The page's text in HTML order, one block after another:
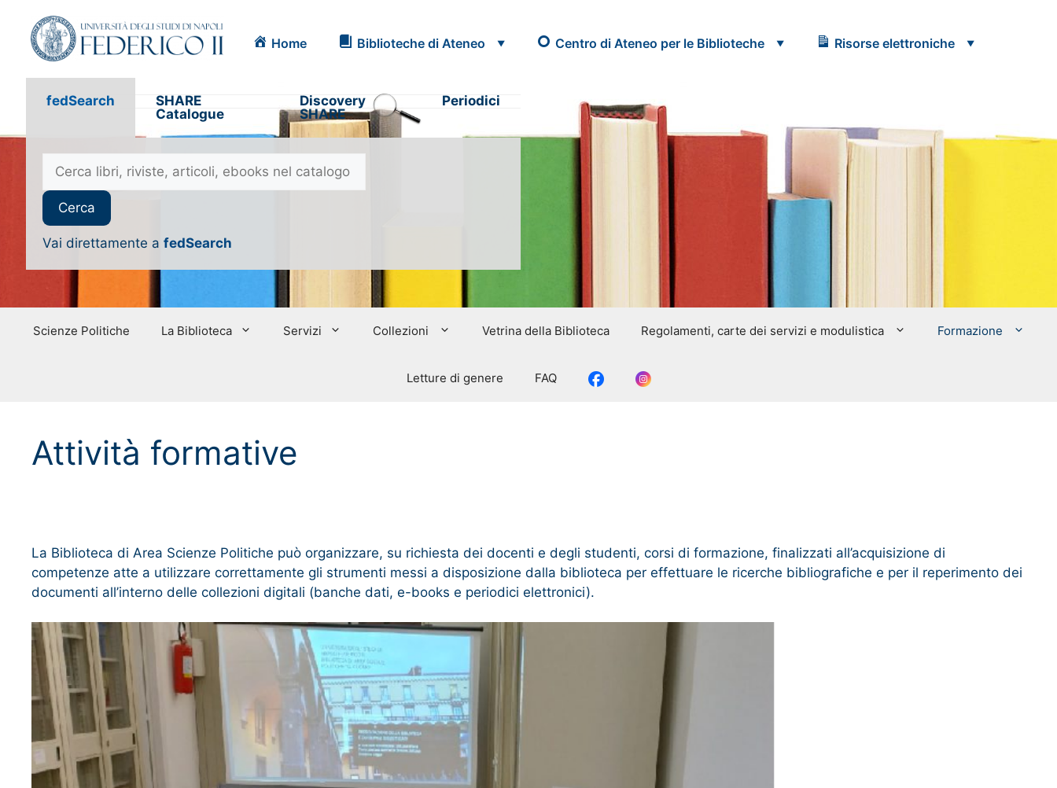
Home Biblioteche di Ateneo Centro di Ateneo per le Biblioteche Risorse elettroniche
fedSearch
SHARE
Catalogue
Discovery
SHARE
Periodici
Vai direttamente a fedSearch
Scienze Politiche La Biblioteca Servizi Collezioni Vetrina della Biblioteca Regolamenti, carte dei servizi e modulistica Formazione
Letture di genere FAQ FacebookInstagram
Attività formative
La Biblioteca di Area Scienze Politiche può organizzare, su richiesta dei docenti e degli studenti, corsi di formazione, finalizzati all’acquisizione di
competenze atte a utilizzare correttamente gli strumenti messi a disposizione dalla biblioteca per effettuare le ricerche bibliografiche e per il reperimento dei
documenti all’interno delle collezioni digitali (banche dati, e-books e periodici elettronici).